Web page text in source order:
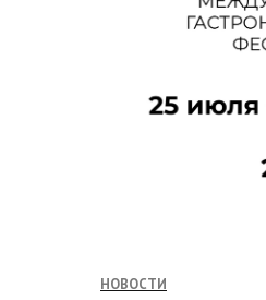
НОВОСТИ